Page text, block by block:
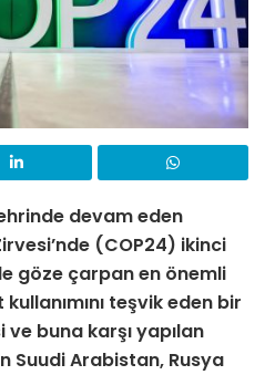
devam eden
(COP24) ikinci
göze çarpan en önemli
teşvik eden bir
buna karşı yapılan
Suudi Arabistan, Rusya